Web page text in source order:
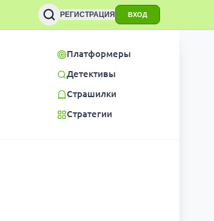
РЕГИСТРАЦИЯ ВХОД
Платформеры
Детективы
Страшилки
Стратегии